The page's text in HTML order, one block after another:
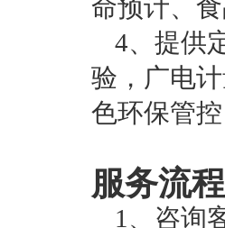
命预计、
4、 提供
验，广电
色环保管
服务流程
1、咨询